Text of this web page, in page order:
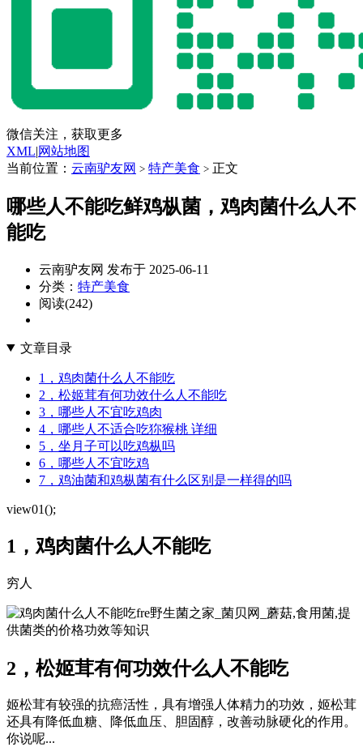
微信关注，获取更多
XML|网站地图
当前位置： 云南驴友网 > 特产美食 > 正文
哪些人不能吃鲜鸡枞菌，鸡肉菌什么人不
能吃
云南驴友网 发布于 2025-06-11
分类： 特产美食
阅读(242)
文章目录
1，鸡肉菌什么人不能吃
2，松姬茸有何功效什么人不能吃
3，哪些人不宜吃鸡肉
4，哪些人不适合吃狝猴桃 详细
5，坐月子可以吃鸡枞吗
6，哪些人不宜吃鸡
7，鸡油菌和鸡枞菌有什么区别是一样得的吗
view01();
1，鸡肉菌什么人不能吃
穷人
fre野生菌之家_菌贝网_蘑菇,食用菌,提
供菌类的价格功效等知识
2，松姬茸有何功效什么人不能吃
姬松茸有较强的抗癌活性，具有增强人体精力的功效，姬松茸
还具有降低血糖、降低血压、胆固醇，改善动脉硬化的作用。
你说呢...